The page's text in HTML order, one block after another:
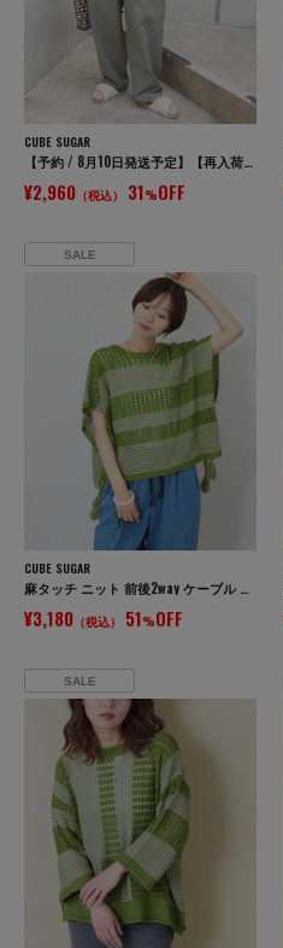
CUBE SUGAR
【予約 / 8月10日発送予定】【再入荷】ストレッチ ツイル イージー ベイカーパンツ
¥2,960 （税込） 31%OFF
SALE
CUBE SUGAR
麻タッチ ニット 前後2way ケーブル ベスト
¥3,180 （税込） 51%OFF
SALE